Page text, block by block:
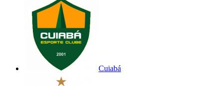
Cuiabá